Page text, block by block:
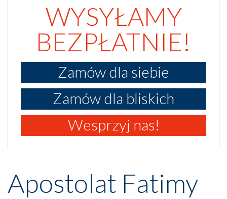
WYSYŁAMY
BEZPŁATNIE!
Zamów dla siebie
Zamów dla bliskich
Wesprzyj nas!
Apostolat Fatimy